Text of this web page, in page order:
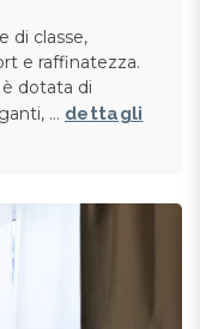
di classe,
e raffinatezza.
dotata di
… dettagli